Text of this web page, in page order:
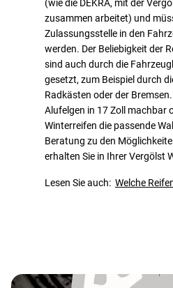
(wie die DEKRA, mit der
zusammen arbeitet) und
Zulassungsstelle in den
werden. Der Beliebigkeit der
sind auch durch die
gesetzt, zum Beispiel durch
Radkästen oder der
Alufelgen in 17 Zoll machbar
Winterreifen die passende
Beratung zu den
erhalten Sie in Ihrer Vergölst
Lesen Sie auch: Welche